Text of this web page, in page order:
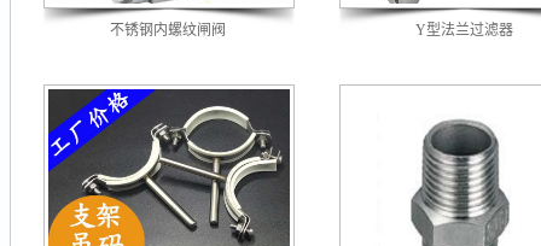
不锈钢内螺纹闸阀 Y型法兰过滤器